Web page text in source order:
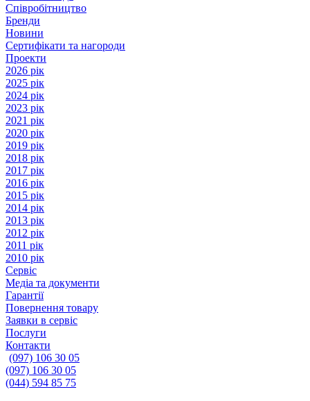
Співробітництво
Бренди
Новини
Сертифікати та нагороди
Проекти
2026 рік
2025 рік
2024 рік
2023 рік
2021 рік
2020 рік
2019 рік
2018 рік
2017 рік
2016 рік
2015 рік
2014 рік
2013 рік
2012 рік
2011 рік
2010 рік
Сервіс
Медіа та документи
Гарантії
Повернення товару
Заявки в сервіс
Послуги
Контакти
(097) 106 30 05
(097) 106 30 05
(044) 594 85 75